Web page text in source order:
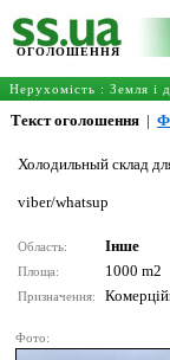
ОГОЛОШЕННЯ
Нерухомість : Земля і
Текст оголошення |
Холодильный склад
viber/whatsup
Область: Інше
Площа: 1000 m2
Призначення:
Фото: